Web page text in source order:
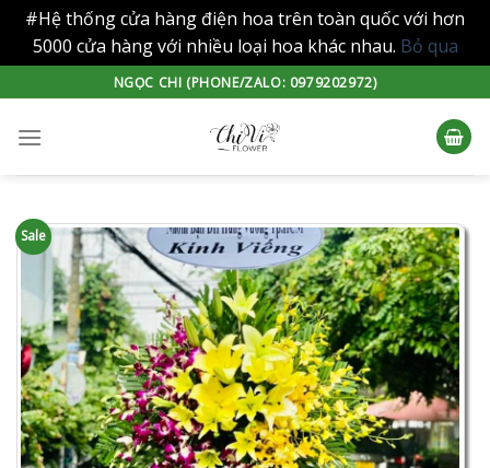
#Hệ thống cửa hàng điện hoa trên toàn quốc với hơn
5000 cửa hàng với nhiều loại hoa khác nhau. Bỏ qua
to
content
NGỌC CHI (PHONE/ZALO: 0979202972)
Sale